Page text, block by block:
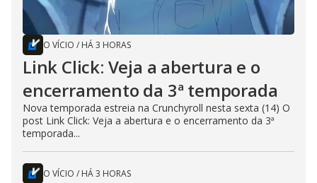
O VÍCIO / HÁ 3 HORAS
Link Click: Veja a abertura e o
encerramento da 3ª temporada
Nova temporada estreia na Crunchyroll nesta sexta (14) O
post Link Click: Veja a abertura e o encerramento da 3ª
temporada...
O VÍCIO / HÁ 3 HORAS